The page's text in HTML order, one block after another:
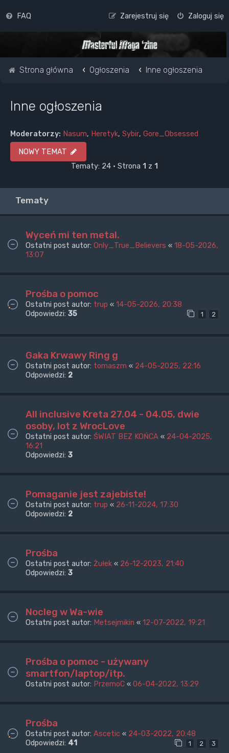
FAQ Zaloguj się
Zarejestruj się
Strona główna Ogłoszenia Inne ogłoszenia
Inne ogłoszenia
Moderatorzy: Nasum, Heretyk, Sybir, Gore_Obsessed
NOWY TEMAT
Tematy: 24 • Strona 1 z 1
Tematy
Wyceń mi ten metal.
Ostatni post autor: Only_True_Believers « 18-05-2026,
13:07
Prośba o pomoc
Ostatni post autor: trup « 14-05-2026, 20:38
Odpowiedzi: 35 1 2
Gaka Krwawy Ring g
Ostatni post autor: tomaszm « 24-05-2025, 22:16
Odpowiedzi: 2
All inclusive Kreta 27.04 - 04.05, dwie
osoby, lot z WrocLove
Ostatni post autor: ŚWIAT BEZ KOŃCA « 24-04-2025,
16:21
Odpowiedzi: 3
Pomaganie jest zajebiste!
Ostatni post autor: trup « 26-11-2024, 17:30
Odpowiedzi: 2
Prośba
Ostatni post autor: Żułek « 26-12-2023, 21:40
Odpowiedzi: 3
Nocleg w Wa-wie
Ostatni post autor: Metsejmikin « 12-07-2022, 19:21
Prośba o pomoc - używany
smartfon/laptop/itp.
Ostatni post autor: PrzemoC « 06-04-2022, 13:29
Prośba
Ostatni post autor: Ascetic « 24-03-2022, 20:48
Odpowiedzi: 41 1 2 3